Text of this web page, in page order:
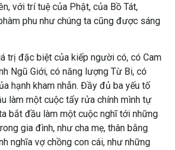
với trí tuệ của Phật, của Bồ Tát,
phu như chúng ta cũng được sáng
trị đặc biệt của kiếp người có, có Cam
Ngũ Giới, có năng lượng Từ Bi, có
hạnh kham nhẫn. Đầy đủ ba yếu tố
làm một cuộc tẩy rửa chính mình tự
bắt đầu làm một cuộc nghĩ tới những
gia đình, như cha mẹ, thân bằng
nghĩa vợ chồng con cái, như những